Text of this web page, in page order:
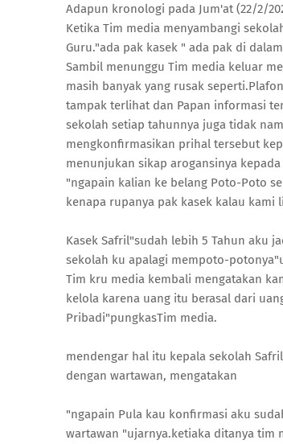
Adapun kronologi pada Jum'at (22/2/
Ketika Tim media menyambangi
Guru."ada pak kasek " ada pak di
Sambil menunggu Tim media keluar
masih banyak yang rusak
tampak terlihat dan Papan informasi
sekolah setiap tahunnya juga tidak
mengkonfirmasikan prihal tersebut
menunjukan sikap arogansinya
"ngapain kalian ke belang Poto-Poto
kenapa rupanya pak kasek kalau
Kasek Safril"sudah lebih 5 Tahun aku
sekolah ku apalagi mempoto-
Tim kru media kembali mengatakan
kelola karena uang itu berasal dari
Pribadi"pungkasTim media.
mendengar hal itu kepala sekolah
dengan wartawan, mengatakan
"ngapain Pula kau konfirmasi aku
wartawan "ujarnya.ketiaka ditanya tim